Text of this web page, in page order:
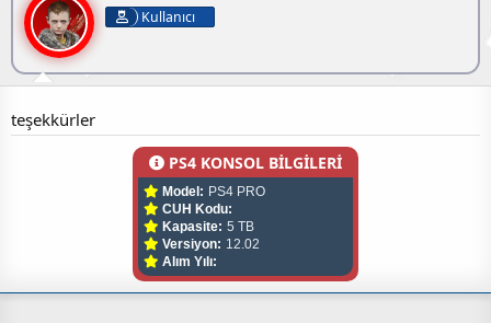
Kullanıcı
teşekkürler
PS4 KONSOL BİLGİLERİ
Model: PS4 PRO
CUH Kodu:
Kapasite: 5 TB
Versiyon: 12.02
Alım Yılı: